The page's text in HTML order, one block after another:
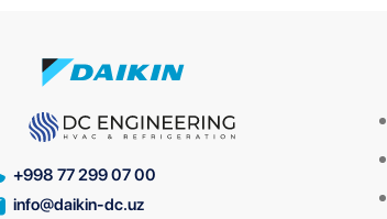
+998 77 299 07 00
info@daikin-dc.uz